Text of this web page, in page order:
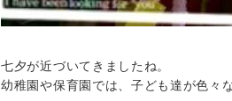
七夕が近づいてきましたね。
幼稚園や保育園では、子ども達が色々